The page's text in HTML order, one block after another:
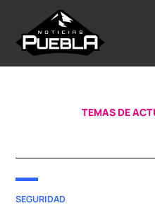
content
TEMAS DE
POSTED
SEGURIDAD